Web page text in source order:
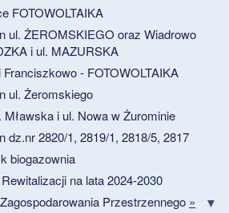
FOTOWOLTAIKA
ul. ŻEROMSKIEGO oraz Wiadrowo
i ul. MAZURSKA
- FOTOWOLTAIKA
ul. Żeromskiego
Mławska i ul. Nowa w Żurominie
dz.nr 2820/1, 2819/1, 2818/5, 2817
biogazownia
na lata 2024-2030
Przestrzennego »